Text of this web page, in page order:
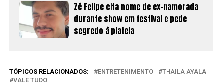
Zé Felipe cita nome de ex-namorada
durante show em festival e pede
segredo à plateia
TÓPICOS RELACIONADOS: ENTRETENIMENTO
THAILA AYALA
VALE TUDO